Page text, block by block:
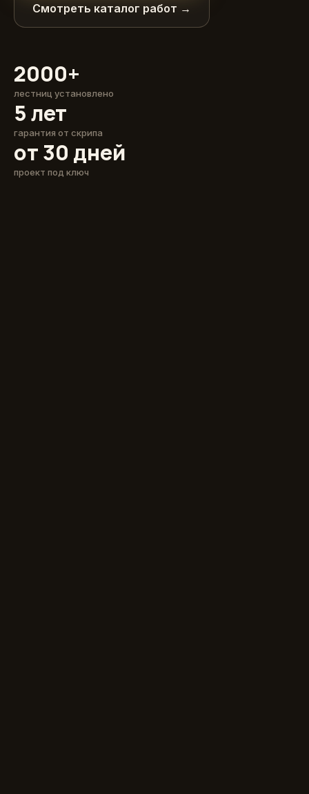
Смотреть каталог работ →
2000+
лестниц установлено
5 лет
гарантия от скрипа
от 30 дней
проект под ключ